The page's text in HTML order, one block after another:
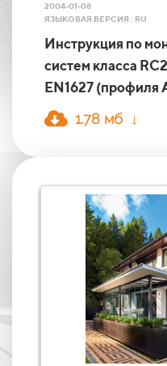
2004-01-08
ЯЗЫКОВАЯ ВЕРСИЯ : RU
Инструкция по
систем класса
EN1627 (профиля
1.78 мб ↓